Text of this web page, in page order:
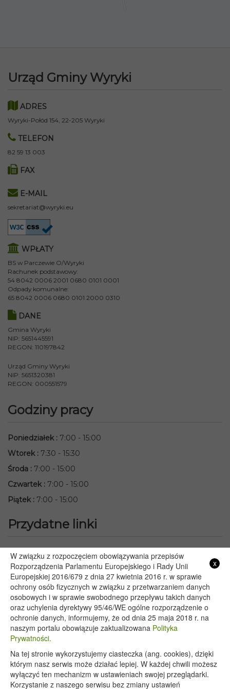
Urząd Gminy Wyryki
ADRES
Wyryki-Połód 154, 22-205 Wyryki
TELEFON
82 59 13 003
FAX
E-MAIL
sekretariat@wyryki.eu
WPŁATY
BS w Parczewie O/Wyryki
Rachunek podstawowy:
54 8042 0006 2001 0680 0101 0001
Odpady komunalne:
65 8042 0006 0680 0101 2000 0310
DANE
Gmina Wyryki
NIP: 5651445591
REGON: 110197842
Urząd Gminy Wyryki
NIP: 5651320381
REGON: 000551579
Godziny pracy
Poniedziałek: 7:00 - 15:00
Wtorek: 7:30 - 15:30
Środa : 7:00 - 15:00
Czwartek: 7:00 - 15:00
Piątek: 7:00 - 15:00
Przydatne linki
Starostwo Powiatowe we Włodawie
Lubelski Urząd Wojewódzki w Lublinie
Urząd Marszałkowski Województwa Lubelskiego w Lublinie
Serwis Rzeczypospolitej Polskiej
PGE – Planowane wyłączenia prądu
Poczta E-mail
Copyright 2020@ - Urząd Gminy Wyryki
x
W związku z rozpoczęciem obowiązywania przepisów
Rozporządzenia Parlamentu Europejskiego i Rady Unii
Europejskiej 2016/679 z dnia 27 kwietnia 2016 r. w sprawie
ochrony osób fizycznych w związku z przetwarzaniem danych
osobowych i w sprawie swobodnego przepływu takich danych
oraz uchylenia dyrektywy 95/46/WE ogólne rozporządzenie o
ochronie danych, informujemy, że od dnia 25 maja 2018 r. na
naszym portalu obowiązuje zaktualizowana Polityka
Prywatności.
Na tej stronie wykorzystujemy ciasteczka (ang. cookies), dzięki
którym nasz serwis może działać lepiej. W każdej chwili możesz
wyłączyć ten mechanizm w ustawieniach swojej przeglądarki.
Korzystanie z naszego serwisu bez zmiany ustawień